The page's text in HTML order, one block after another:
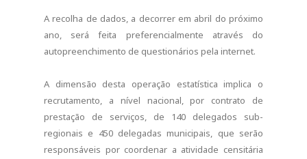
A recolha de dados, a decorrer em abril do próximo
ano, será feita preferencialmente através do
autopreenchimento de questionários pela internet.
A dimensão desta operação estatística implica o
recrutamento, a nível nacional, por contrato de
prestação de serviços, de 140 delegados sub-
regionais e 450 delegadas municipais, que serão
responsáveis por coordenar a atividade censitária